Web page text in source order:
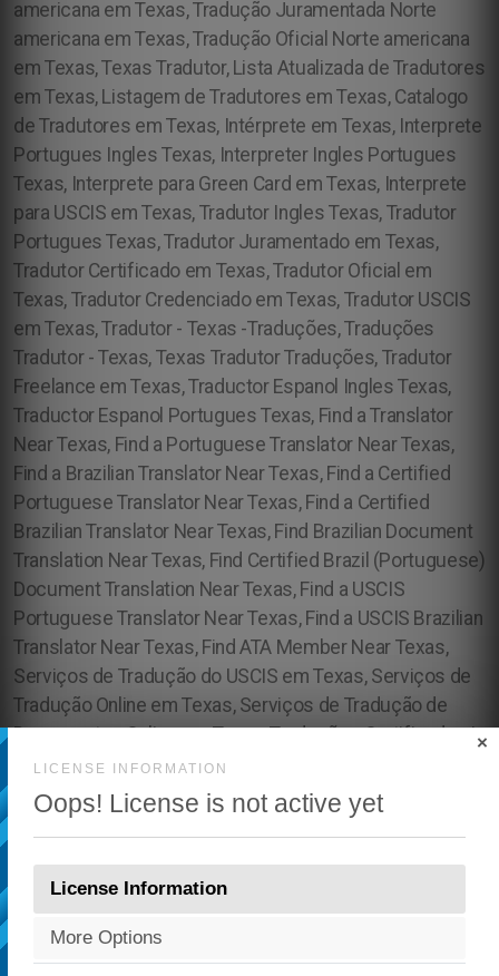
LICENSE INFORMATION
Oops! License is not active yet
×
License Information
More Options